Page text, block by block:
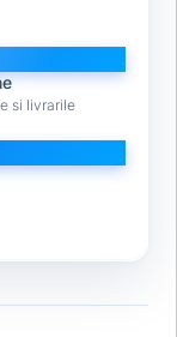
si livrarile